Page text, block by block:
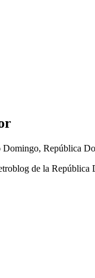
Domingo, República
de la República